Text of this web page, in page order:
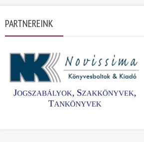
PARTNEREINK